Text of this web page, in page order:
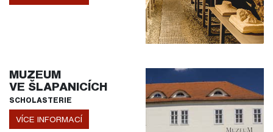
MUZEUM
VE ŠLAPANICÍCH
SCHOLASTERIE
VÍCE INFORMACÍ